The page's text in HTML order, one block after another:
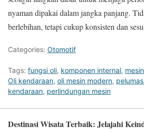
nyaman dipakai dalam jangka panjang.
berlebihan, tetapi cukup konsisten dan
Categories: Otomotif
Tags: fungsi oli, komponen internal,
Oli kendaraan, oli mesin modern,
kendaraan, perlindungan mesin
Destinasi Wisata Terbaik: Jelajahi